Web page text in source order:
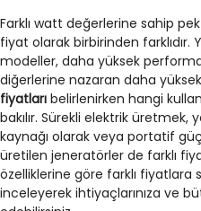
Farklı watt değerlerine sahip
fiyat olarak birbirinden
modeller, daha yüksek
diğerlerine nazaran daha
fiyatları belirlenirken hangi
bakılır. Sürekli elektrik
kaynağı olarak veya portatif
üretilen jeneratörler de farklı
özelliklerine göre farklı fiyatlara
inceleyerek ihtiyaçlarınıza ve